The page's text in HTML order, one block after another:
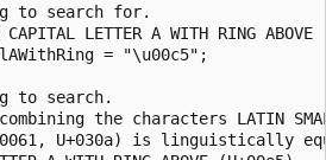
to search for.
LETTER A WITH RING ABOVE
= "\u00c5";
to search.
the characters LATIN SMALL
U+030a) is linguistically